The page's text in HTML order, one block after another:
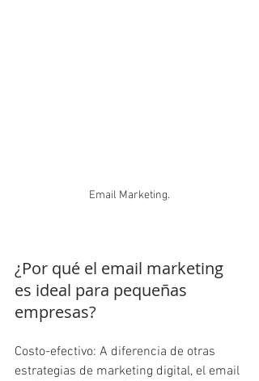
Email Marketing.
¿Por qué el email marketing
es ideal para pequeñas
empresas?
Costo-efectivo: A diferencia de otras
estrategias de marketing digital, el email